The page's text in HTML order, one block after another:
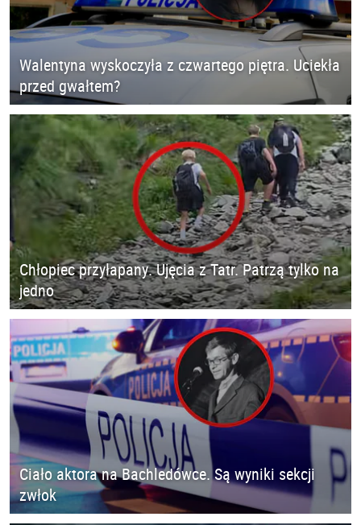
Walentyna wyskoczyła z czwartego piętra. Uciekła
przed gwałtem?
Chłopiec przyłapany. Ujęcia z Tatr. Patrzą tylko na
jedno
Ciało aktora na Bachledówce. Są wyniki sekcji
zwłok